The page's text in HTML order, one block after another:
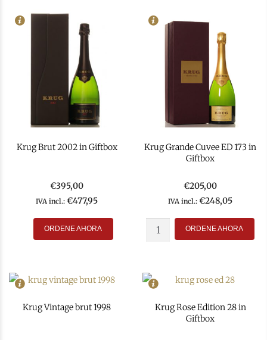
Krug Brut 2002 in Giftbox
€395,00
IVA incl.: €477,95
ORDENE AHORA
Krug Grande Cuvee ED 173 in
Giftbox
€205,00
IVA incl.: €248,05
ORDENE AHORA
In Stock
3
Rating
98
Krug Vintage brut 1998
In Stock
48
Rating
97
Krug Rose Edition 28 in
Giftbox